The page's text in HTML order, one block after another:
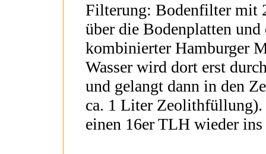
Filterung: Bodenfilter mit
über die Bodenplatten
kombinierter Hamburger
Wasser wird dort erst
und gelangt dann in den
ca. 1 Liter Zeolithfüllung).
einen 16er TLH wieder